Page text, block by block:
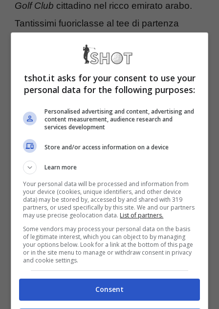
Golf Club cittadino nel ricco emirato arabo.
Tantissimi fuoriclasse al tee di partenza
e il leader mondiale
Westwood. Andiamo a scoprire la lista dei
partenti e diamo anche un’occhiata a quel
che succede oltreoceano negli States con il
PGA Tour.
FrancescoeEdoardo Molinari
Manassero per i colori azzurri, ma anche i
britanniciLee Westwood, Ian Poulter e
Paul Casey,Il tedesco campione uscente
Martin Kaymer, l’americanoPhil Mickelson
sudafricaniLouis Oosthuizen, Retief
GooseneCharl Schwartzel, che ha
Sud Africa
tshot.it asks for your consent to use your
personal data for the following purposes:
Personalised advertising and content, advertising and
content measurement, audience research and
services development
Store and/or access information on a device
Learn more
Your personal data will be processed and information from
your device (cookies, unique identifiers, and other device
data) may be stored by, accessed by and shared with 319
partners, or used specifically by this site. We and our partners
may use precise geolocation data. List of partners.
Some vendors may process your personal data on the basis
of legitimate interest, which you can object to by managing
your options below. Look for a link at the bottom of this page
or in the site menu to manage or withdraw consent in privacy
and cookie settings.
Consent